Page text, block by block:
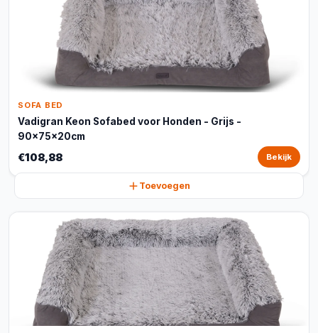
SOFA BED
Vadigran Keon Sofabed voor Honden - Grijs -
90x75x20cm
€108,88 Bekijk
Toevoegen